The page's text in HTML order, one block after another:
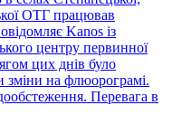
ОТГ працював
Kanos із
центру первинної
цих днів було
зміни на флюорограмі.
Перевага в